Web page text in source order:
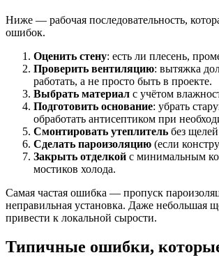
Ниже — рабочая последовательность,
ошибок.
Оценить стену: есть ли плесень,
Проверить вентиляцию: вытяжка
работать, а не просто быть в проекте.
Выбрать материал с учётом
Подготовить основание: убрать
обработать антисептиком при
Смонтировать утеплитель без
Сделать пароизоляцию (если
Закрыть отделкой с минимальным
мостиков холода.
Самая частая ошибка — пропуск
неправильная установка. Даже небольшая
привести к локальной сырости.
Типичные ошибки,